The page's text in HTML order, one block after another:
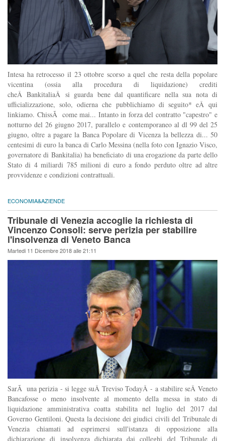
Intesa ha retrocesso il 23 ottobre scorso a quel che resta della popolare
vicentina (ossia alla procedura di liquidazione) crediti
cheÂ BankitaliaÂ si guarda bene dal quantificare nella sua nota di
ufficializzazione, solo, odierna che pubblichiamo di seguito* eÂ qui
linkiamo. ChissÃ come mai... Intanto in forza del contratto "capestro" e
notturno del 26 giugno 2017, parallelo e contemporaneo al dl 99 del 25
giugno, oltre a pagare la Banca Popolare di Vicenza la bellezza di... 50
centesimi di euro la banca di Carlo Messina (nella foto con Ignazio Visco,
governatore di Bankitalia) ha beneficiato di una erogazione da parte dello
Stato di 4 miliardi 785 milioni di euro a fondo perduto oltre ad altre
provvidenze e condizioni contrattuali.
ECONOMIA&AZIENDE
Tribunale di Venezia accoglie la richiesta di
Vincenzo Consoli: serve perizia per stabilire
l'insolvenza di Veneto Banca
Martedi 11 Dicembre 2018 alle 21:11
SarÃ una perizia - si legge suÂ Treviso TodayÂ - a stabilire seÂ Veneto
Bancafosse o meno insolvente al momento della messa in stato di
liquidazione amministrativa coatta stabilita nel luglio del 2017 dal
Governo Gentiloni. Questa la decisione dei giudici civili del Tribunale di
Venezia chiamati ad esprimersi sull'istanza di opposizione alla
dichiarazione di insolvenza dichiarata dai colleghi del Tribunale di